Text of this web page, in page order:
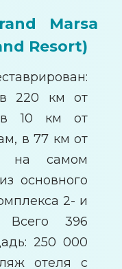
Marsa
Resort)
220 км от
в 10 км от
в 77 км от
на самом
основного
2- и
Всего 396
250 000
отеля с